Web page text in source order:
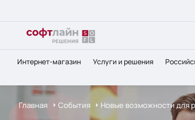
Интернет-магазин Услуги и решения
Главная События Новые возможности для